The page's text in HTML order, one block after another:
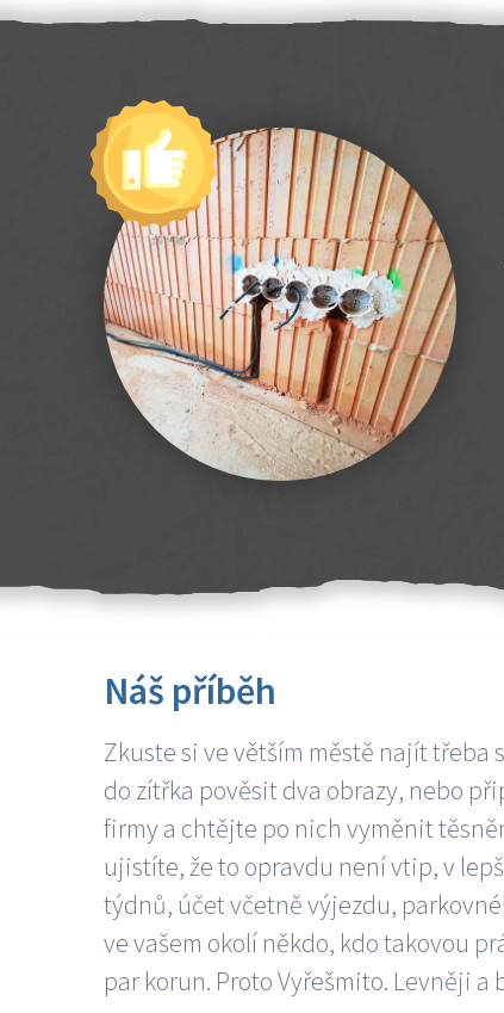
Náš příběh
Zkuste si ve větším městě najít
do zítřka pověsit dva obrazy, nebo
firmy a chtějte po nich vyměnit
ujistíte, že to opravdu není vtip, v
týdnů, účet včetně výjezdu,
ve vašem okolí někdo, kdo takovou
par korun. Proto Vyřešmito. Levněji a